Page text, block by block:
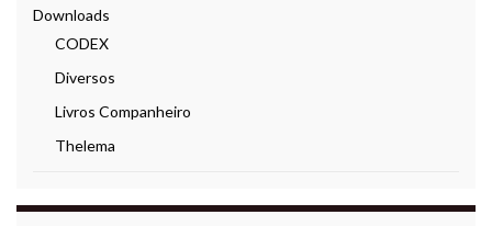
Downloads
CODEX
Diversos
Livros Companheiro
Thelema